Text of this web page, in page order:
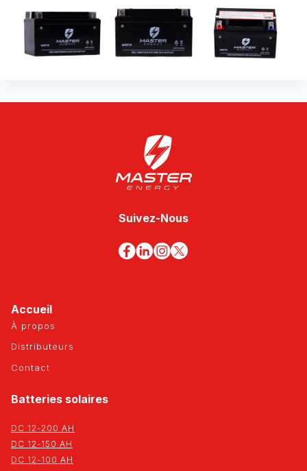
Suivez-Nous
Accueil
À propos
Distributeurs
Contact
Batteries solaires
DC 12-200 AH
DC 12-150 AH
DC 12-100 AH